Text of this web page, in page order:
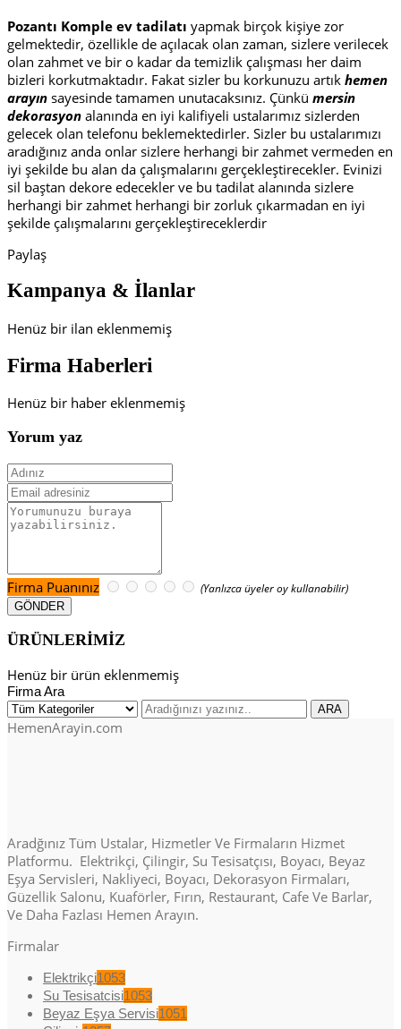
Pozantı Komple ev tadilatı yapmak birçok kişiye zor
gelmektedir, özellikle de açılacak olan zaman, sizlere verilecek
olan zahmet ve bir o kadar da temizlik çalışması her daim
bizleri korkutmaktadır. Fakat sizler bu korkunuzu artık hemen
arayın sayesinde tamamen unutacaksınız. Çünkü mersin
dekorasyon alanında en iyi kalifiyeli ustalarımız sizlerden
gelecek olan telefonu beklemektedirler. Sizler bu ustalarımızı
aradığınız anda onlar sizlere herhangi bir zahmet vermeden en
iyi şekilde bu alan da çalışmalarını gerçekleştirecekler. Evinizi
sil baştan dekore edecekler ve bu tadilat alanında sizlere
herhangi bir zahmet herhangi bir zorluk çıkarmadan en iyi
şekilde çalışmalarını gerçekleştireceklerdir
Paylaş
Kampanya & İlanlar
Henüz bir ilan eklenmemiş
Firma Haberleri
Henüz bir haber eklenmemiş
Yorum yaz
Firma Puanınız (Yanlızca üyeler oy kullanabilir)
ÜRÜNLERİMİZ
Henüz bir ürün eklenmemiş
Firma Ara
HemenArayin.com
Aradğınız Tüm Ustalar, Hizmetler Ve Firmaların Hizmet
Platformu. Elektrikçi, Çilingir, Su Tesisatçısı, Boyacı, Beyaz
Eşya Servisleri, Nakliyeci, Boyacı, Dekorasyon Firmaları,
Güzellik Salonu, Kuaförler, Fırın, Restaurant, Cafe Ve Barlar,
Ve Daha Fazlası Hemen Arayın.
Firmalar
Elektrikçi1053
Su Tesisatcisi1053
Beyaz Eşya Servisi1051